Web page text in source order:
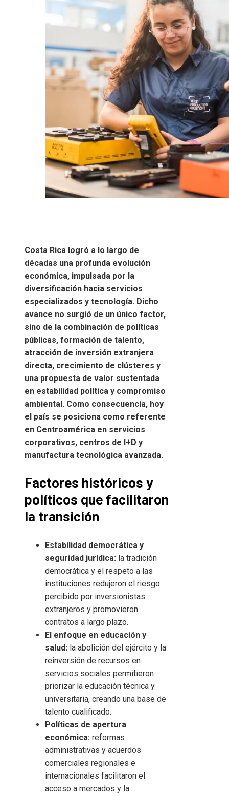
Costa Rica logró a lo largo de
décadas una profunda evolución
económica, impulsada por la
diversificación hacia servicios
especializados y tecnología. Dicho
avance no surgió de un único factor,
sino de la combinación de políticas
públicas, formación de talento,
atracción de inversión extranjera
directa, crecimiento de clústeres y
una propuesta de valor sustentada
en estabilidad política y compromiso
ambiental. Como consecuencia, hoy
el país se posiciona como referente
en Centroamérica en servicios
corporativos, centros de I+D y
manufactura tecnológica avanzada.
Factores históricos y
políticos que facilitaron
la transición
Estabilidad democrática y
seguridad jurídica: la tradición
democrática y el respeto a las
instituciones redujeron el riesgo
percibido por inversionistas
extranjeros y promovieron
contratos a largo plazo.
El enfoque en educación y
salud: la abolición del ejército y la
reinversión de recursos en
servicios sociales permitieron
priorizar la educación técnica y
universitaria, creando una base de
talento cualificado.
Políticas de apertura
económica: reformas
administrativas y acuerdos
comerciales regionales e
internacionales facilitaron el
acceso a mercados y la